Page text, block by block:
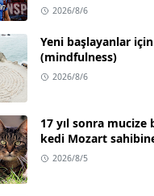
2026/8/6
Yeni başlayanlar
(mindfulness)
2026/8/6
17 yıl sonra mucize
kedi Mozart
2026/8/5